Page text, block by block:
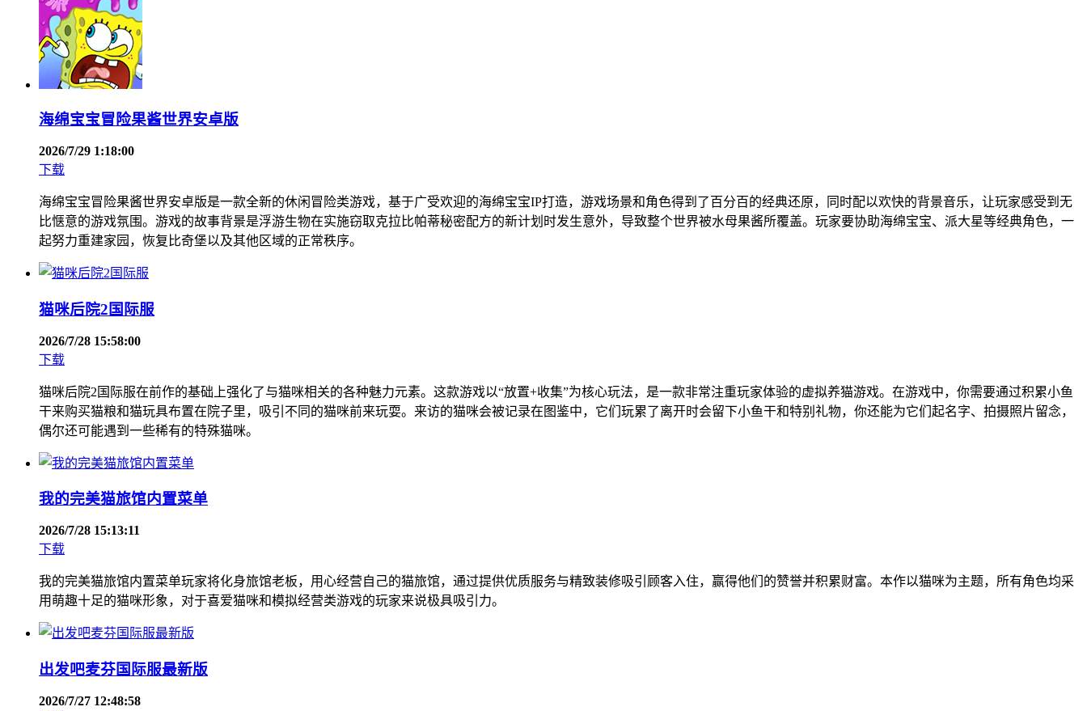
海绵宝宝冒险果酱世界安卓版
2026/7/29 1:18:00
下载
海绵宝宝冒险果酱世界安卓版是一款全新的休闲冒险类游戏，基于广受欢迎的海绵宝宝IP打造，游戏场景和角色得到了百分百的经典还原，同时配以欢快的背景音乐，让玩家感受到无
比惬意的游戏氛围。游戏的故事背景是浮游生物在实施窃取克拉比帕蒂秘密配方的新计划时发生意外，导致整个世界被水母果酱所覆盖。玩家要协助海绵宝宝、派大星等经典角色，一
起努力重建家园，恢复比奇堡以及其他区域的正常秩序。
猫咪后院2国际服
2026/7/28 15:58:00
下载
猫咪后院2国际服在前作的基础上强化了与猫咪相关的各种魅力元素。这款游戏以“放置+收集”为核心玩法，是一款非常注重玩家体验的虚拟养猫游戏。在游戏中，你需要通过积累小鱼
干来购买猫粮和猫玩具布置在院子里，吸引不同的猫咪前来玩耍。来访的猫咪会被记录在图鉴中，它们玩累了离开时会留下小鱼干和特别礼物，你还能为它们起名字、拍摄照片留念，
偶尔还可能遇到一些稀有的特殊猫咪。
我的完美猫旅馆内置菜单
2026/7/28 15:13:11
下载
我的完美猫旅馆内置菜单玩家将化身旅馆老板，用心经营自己的猫旅馆，通过提供优质服务与精致装修吸引顾客入住，赢得他们的赞誉并积累财富。本作以猫咪为主题，所有角色均采
用萌趣十足的猫咪形象，对于喜爱猫咪和模拟经营类游戏的玩家来说极具吸引力。
出发吧麦芬国际服最新版
2026/7/27 12:48:58